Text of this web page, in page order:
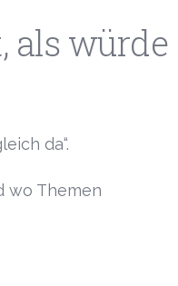
als würde
da“.
wo Themen